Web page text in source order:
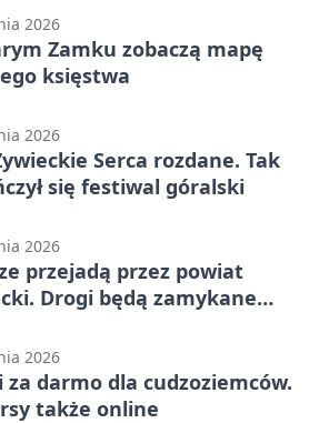
2026
Zamku zobaczą mapę
księstwa
2026
Serca rozdane. Tak
się festiwal góralski
2026
przejadą przez powiat
Drogi będą zamykane
2026
za darmo dla cudzoziemców.
także online